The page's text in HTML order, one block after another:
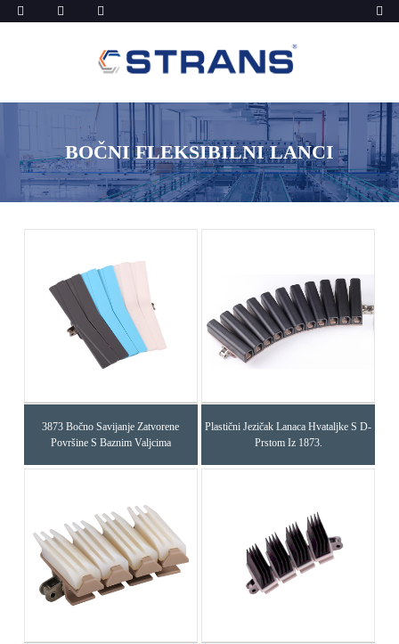
BOČNI FLEKSIBILNI LANCI
3873 Bočno Savijanje Zatvorene
Površine S Baznim Valjcima
Plastični Jezičak Lanaca Hvataljke S D-
Prstom Iz 1873.